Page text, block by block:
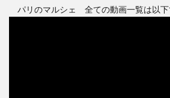
パリのマルシェ 全ての動画一覧は以下